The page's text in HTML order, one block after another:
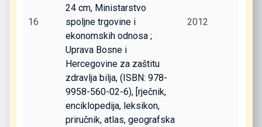
16
24 cm, Ministarstvo
spoljne trgovine i
ekonomskih odnosa ;
Uprava Bosne i
Hercegovine za zaštitu
zdravlja bilja, (ISBN: 978-
9958-560-02-6), [rječnik,
enciklopedija, leksikon,
priručnik, atlas, geografska
2012